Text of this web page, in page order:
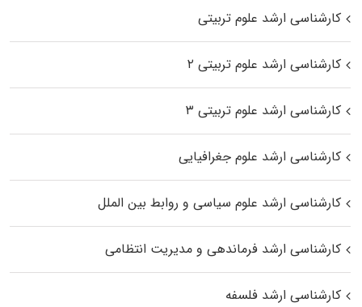
کارشناسی ارشد علوم تربیتی
کارشناسی ارشد علوم تربیتی ۲
کارشناسی ارشد علوم تربیتی ۳
کارشناسی ارشد علوم جغرافیایی
کارشناسی ارشد علوم سیاسی و روابط بین الملل
کارشناسی ارشد فرماندهی و مدیریت انتظامی
کارشناسی ارشد فلسفه